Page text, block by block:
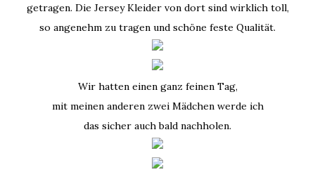
getragen. Die Jersey Kleider von dort sind wirklich toll,
so angenehm zu tragen und schöne feste Qualität.
Wir hatten einen ganz feinen Tag,
mit meinen anderen zwei Mädchen werde ich
das sicher auch bald nachholen.